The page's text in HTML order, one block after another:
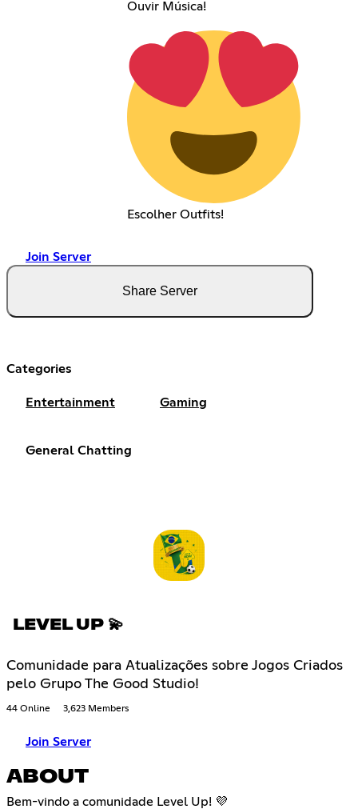
Ouvir Música!
Escolher Outfits!
Join Server
Share Server
Categories
Entertainment Gaming
General Chatting
LEVEL UP 💫
Comunidade para Atualizações sobre Jogos Criados
pelo Grupo The Good Studio!
44 Online 3,623 Members
Join Server
ABOUT
Bem-vindo a comunidade Level Up! 💜